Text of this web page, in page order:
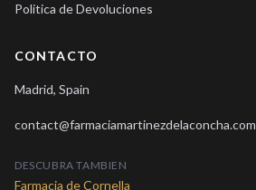
Politica de Devoluciones
CONTACTO
Madrid, Spain
contact@farmaciamartinezdelaconcha.com
DESCUBRA TAMBIEN
Farmacia de Cornella